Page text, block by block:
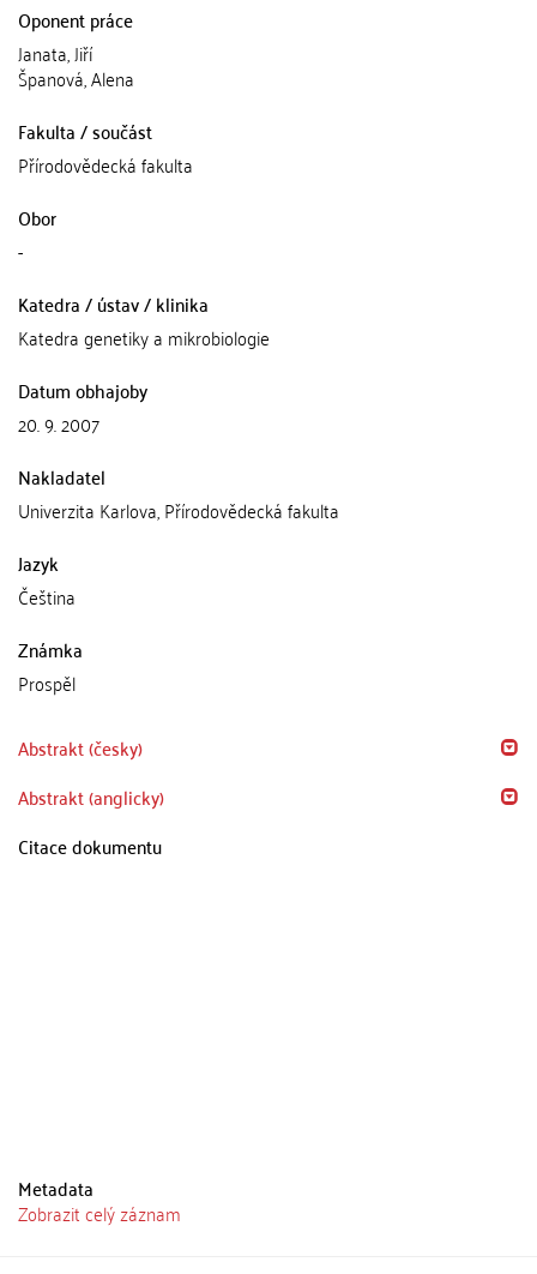
Oponent práce
Janata, Jiří
Španová, Alena
Fakulta / součást
Přírodovědecká fakulta
Obor
-
Katedra / ústav / klinika
Katedra genetiky a mikrobiologie
Datum obhajoby
20. 9. 2007
Nakladatel
Univerzita Karlova, Přírodovědecká fakulta
Jazyk
Čeština
Známka
Prospěl
Abstrakt (česky)
Abstrakt (anglicky)
Citace dokumentu
Metadata
Zobrazit celý záznam